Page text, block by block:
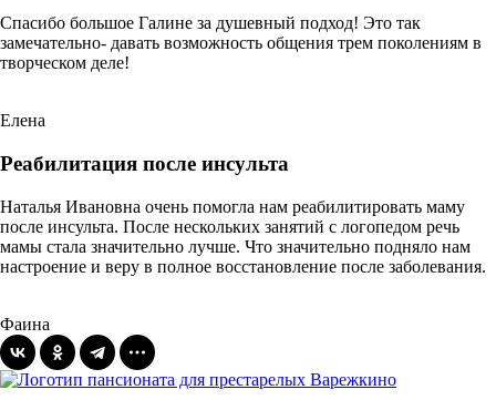
Спасибо большое Галине за душевный подход! Это так
замечательно- давать возможность общения трем поколениям в
творческом деле!
Елена
Реабилитация после инсульта
Наталья Ивановна очень помогла нам реабилитировать маму
после инсульта. После нескольких занятий с логопедом речь
мамы стала значительно лучше. Что значительно подняло нам
настроение и веру в полное восстановление после заболевания.
Фаина